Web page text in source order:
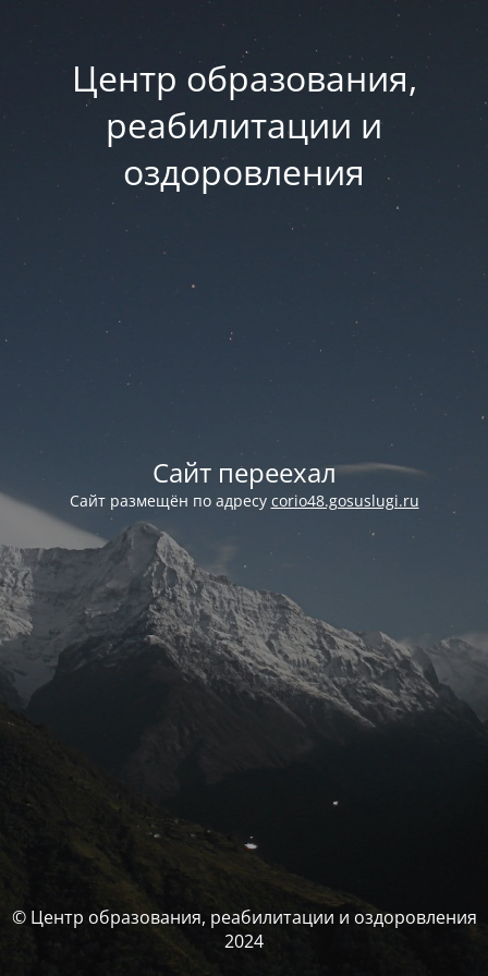
Центр образования,
реабилитации и
оздоровления
Сайт переехал
Сайт размещён по адресу corio48.gosuslugi.ru
© Центр образования, реабилитации и оздоровления
2024